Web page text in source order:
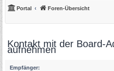
Portal Foren-Übersicht
Kontakt mit der Board-
aufnehmen
Empfänger: